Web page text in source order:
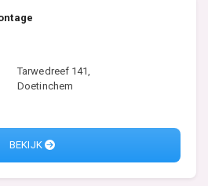
Tarwedreef 141,
Doetinchem
BEKIJK